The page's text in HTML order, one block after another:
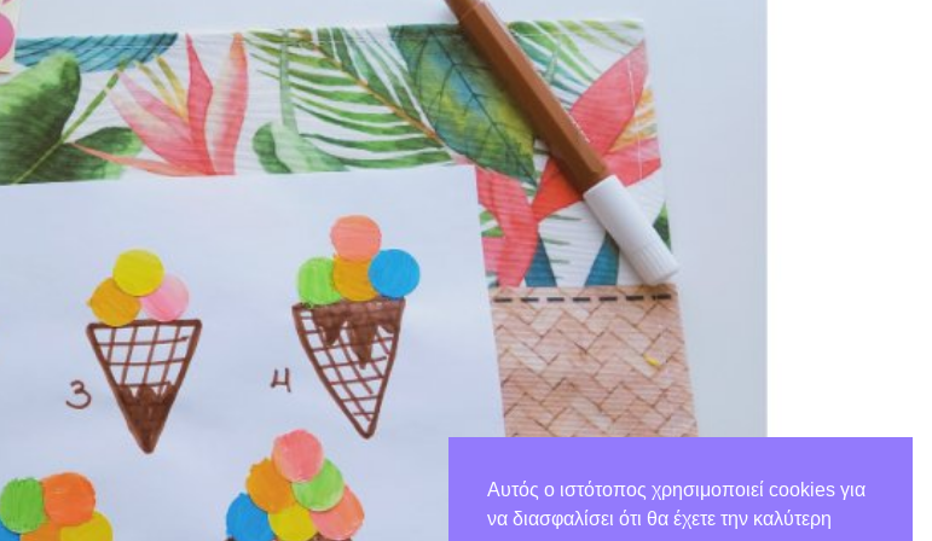
Αυτός ο ιστότοπος χρησιμοποιεί cookies για
να διασφαλίσει ότι θα έχετε την καλύτερη